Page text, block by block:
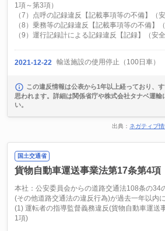
1項～第3項）
（7）点呼の記録違反【記載事項等の不備】（
（8）乗務等の記録違反【記載事項等の不備】
（9）運行記録計による記録違反【記録】（安
2021-12-22 輸送施設の使用停止（100日車）
この違反情報は公表から1年以上経っており、
思われます。詳細は関係省庁や株式会社タナベ運輸
い。
出典： ネガティブ
国土交通省
貨物自動車運送事業法第17条第4項
本社：公安委員会からの道路交通法108条の34
(その他道路交通法の違反行為)が過去一年以内
(1) 運転者の指導監督義務違反(貨物自動車運送
1項)